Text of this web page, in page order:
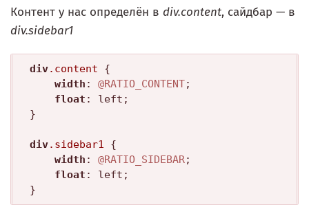
Контент у нас определён в div.content, сайдбар — в
div.sidebar1
div.content {
width : @RATIO_CONTENT;
float : left;
}
div.sidebar1 {
width : @RATIO_SIDEBAR;
float : left;